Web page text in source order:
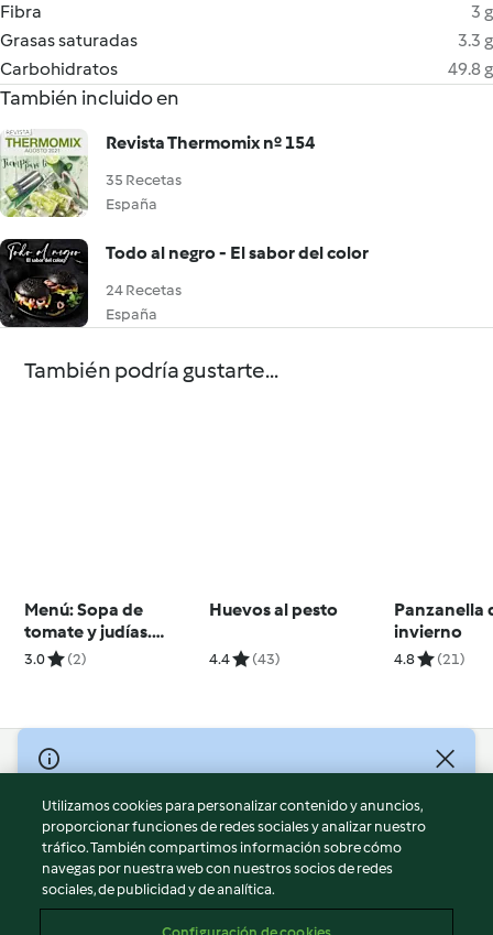
Fibra
3 g
Grasas saturadas
3.3 g
Carbohidratos
49.8 g
También incluido en
Revista Thermomix nº 154
35 Recetas
España
Todo al negro - El sabor del color
24 Recetas
España
También podría gustarte...
Menú: Sopa de
tomate y judías.
Tortilla con kale y
3.0 (2)
Huevos al pesto
4.4 (43)
Panzanella
invierno
4.8 (21)
© Copyright 2026
Términos de uso
Política de privacidad
Aviso legal
Información legal
Utilizamos cookies para personalizar contenido y anuncios,
proporcionar funciones de redes sociales y analizar nuestro
tráfico. También compartimos información sobre cómo
navegas por nuestra web con nuestros socios de redes
sociales, de publicidad y de analítica.